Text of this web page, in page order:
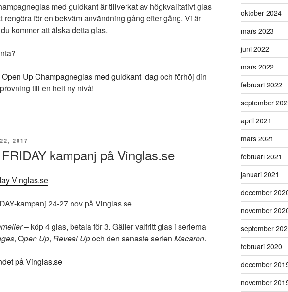
med guldkant är tillverkat av högkvalitativt glas
rengöra för en bekväm användning gång efter gång. Vi är
kommer att älska detta glas.
Up Champagneglas med guldkant idag och förhöj din
till en helt ny nivå!
2017
kampanj på Vinglas.se
kampanj 24-27 nov på Vinglas.se
– köp 4 glas, betala för 3. Gäller valfritt glas i serierna
, Open Up, Reveal Upoch den senaste serien Macaron.
på Vinglas.se
oktober 2024
mars 2023
juni 2022
mars 2022
februari 2022
september
april 2021
mars 2021
februari 2021
januari 2021
december
november
september
februari 2020
december
november